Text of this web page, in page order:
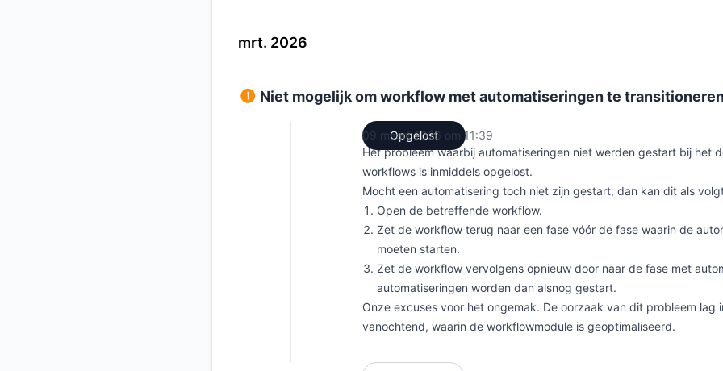
mrt. 2026
Niet mogelijk om workflow met automatiseringen te
Opgelost
09 maart 2026 om 11:39
Het probleem waarbij automatiseringen niet werden gestart bij het
workflows is inmiddels opgelost.
Mocht een automatisering toch niet zijn gestart, dan kan dit als
Open de betreffende workflow.
Zet de workflow terug naar een fase vóór de fase waarin de
moeten starten.
Zet de workflow vervolgens opnieuw door naar de fase met
automatiseringen worden dan alsnog gestart.
Onze excuses voor het ongemak. De oorzaak van dit probleem lag
vanochtend, waarin de workflowmodule is geoptimaliseerd.